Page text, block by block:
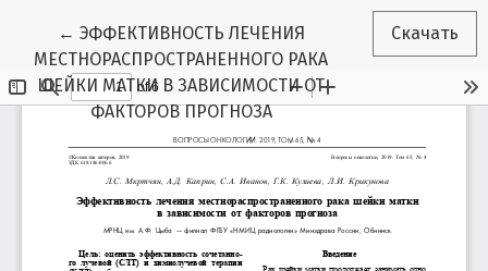
← Вернуться к Подробностям о статье
ЭФФЕКТИВНОСТЬ ЛЕЧЕНИЯ
МЕСТНОРАСПРОСТРАНЕННОГО РАКА
ШЕЙКИ МАТКИ В ЗАВИСИМОСТИ ОТ
ФАКТОРОВ ПРОГНОЗА
Скачать